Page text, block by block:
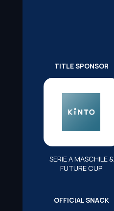
TITLE SPONSOR
SERIE A MASCHILE &
FUTURE CUP
OFFICIAL SNACK